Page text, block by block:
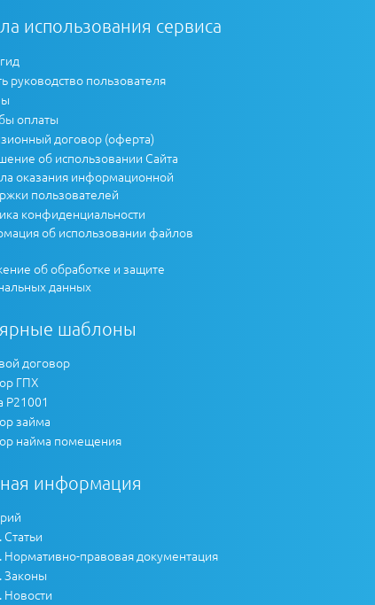
использования сервиса
руководство пользователя
оплаты
договор (оферта)
об использовании Сайта
оказания информационной
пользователей
конфиденциальности
об использовании файлов
об обработке и защите
данных
шаблоны
договор
ГПХ
займа
найма помещения
информация
Нормативно-правовая документация
Законы
Новости